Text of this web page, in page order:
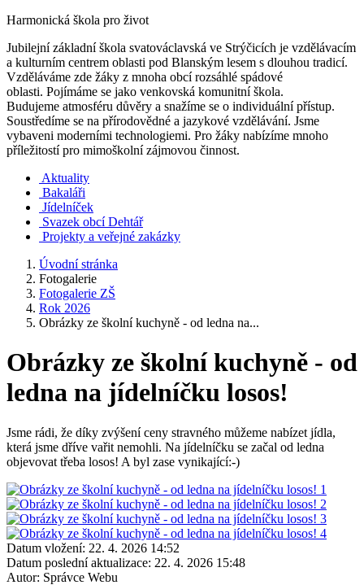
Harmonická škola pro život
Jubilejní základní škola svatováclavská ve Strýčicích je vzdělávacím
a kulturním centrem oblasti pod Blanským lesem s dlouhou tradicí.
Vzděláváme zde žáky z mnoha obcí rozsáhlé spádové
oblasti. Pojímáme se jako venkovská komunitní škola.
Budujeme atmosféru důvěry a snažíme se o individuální přístup.
Soustředíme se na přírodovědné a jazykové vzdělávání. Jsme
vybaveni moderními technologiemi. Pro žáky nabízíme mnoho
příležitostí pro mimoškolní zájmovou činnost.
Aktuality
Bakaláři
Jídelníček
Svazek obcí Dehtář
Projekty a veřejné zakázky
Úvodní stránka
Fotogalerie
Fotogalerie ZŠ
Rok 2026
Obrázky ze školní kuchyně - od ledna na...
Obrázky ze školní kuchyně - od
ledna na jídelníčku losos!
Jsme rádi, že díky zvýšení ceny stravného můžeme nabízet jídla,
která jsme dříve vařit nemohli. Na jídelníčku se začal od ledna
objevovat třeba losos! A byl zase vynikající:-)
Datum vložení: 22. 4. 2026 14:52
Datum poslední aktualizace: 22. 4. 2026 15:48
Autor: Správce Webu